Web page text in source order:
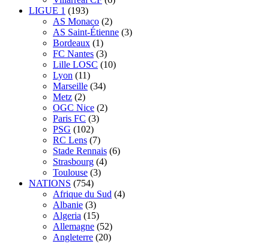
LIGUE 1 (193)
AS Monaco (2)
AS Saint-Étienne (3)
Bordeaux (1)
FC Nantes (3)
Lille LOSC (10)
Lyon (11)
Marseille (34)
Metz (2)
OGC Nice (2)
Paris FC (3)
PSG (102)
RC Lens (7)
Stade Rennais (6)
Strasbourg (4)
Toulouse (3)
NATIONS (754)
Afrique du Sud (4)
Albanie (3)
Algeria (15)
Allemagne (52)
Angleterre (20)